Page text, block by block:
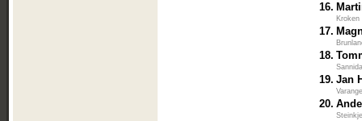
16.
17.
18.
19. Jan
20.